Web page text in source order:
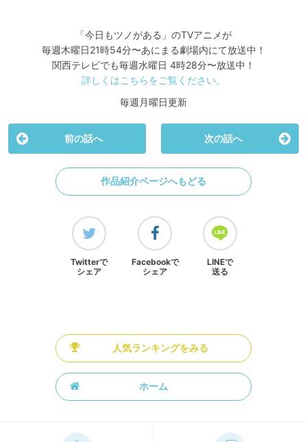
「今日もツノがある」のTVアニメが
毎週木曜日21時54分〜あにまる劇場内にて放送中！
関西テレビでも毎週水曜日 4時28分〜放送中！
詳しくはこちらをご覧ください。
毎週月曜日更新
前の話へ 次の話へ
作品紹介ページへもどる
Twitterで
シェア
Facebookで
シェア
LINEで
送る
人気ランキングをみる
ホーム